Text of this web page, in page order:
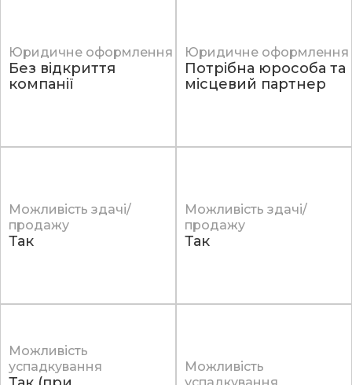
Юридичне оформлення
Без відкриття
компанії
Юридичне оформлення
Потрібна юрособа та
місцевий партнер
Можливість здачі/
продажу
Так
Можливість здачі/
продажу
Так
Можливість
успадкування
Можливість
успадкування